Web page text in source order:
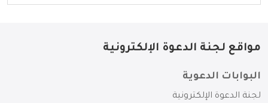
مواقع لجنة الدعوة الإلكترونية
البوابات الدعوية
لجنة الدعوة الإلكترونية